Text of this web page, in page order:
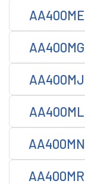
AA400ME
AA400MG
AA400MJ
AA400ML
AA400MN
AA400MR